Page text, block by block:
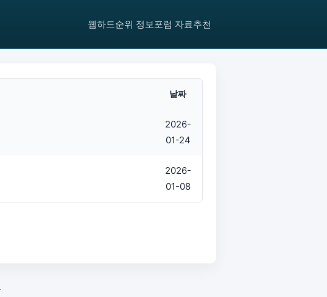
웹하드순위 정보포럼 자료추천
날짜
2026-
01-24
2026-
01-08